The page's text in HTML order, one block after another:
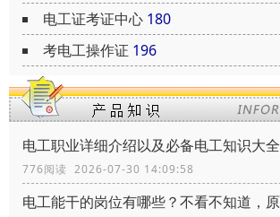
电工证考证中心 180
考电工操作证 196
电工职业详细介绍以及必备电工知识大全
776阅读 2026-07-30 14:09:58